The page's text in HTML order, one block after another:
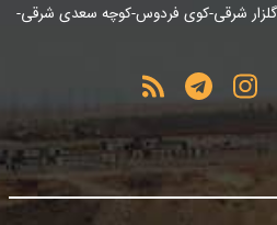
گلزار شرقی-کوی فردوس-کوچه سعدی شرقی-